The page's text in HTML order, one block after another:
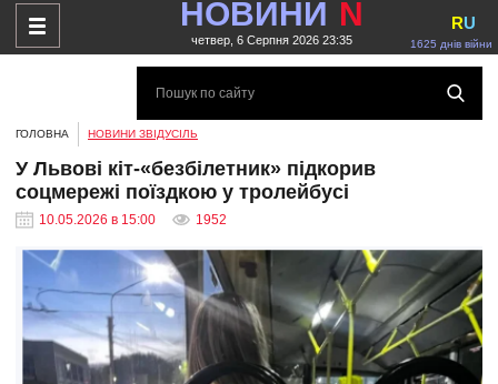
НОВИНИ N
четвер, 6 Серпня 2026 23:35 1625 днів війни
RU
ГОЛОВНА НОВИНИ ЗВІДУСІЛЬ
У Львові кіт-«безбілетник» підкорив
соцмережі поїздкою у тролейбусі
10.05.2026 в 15:00 1952